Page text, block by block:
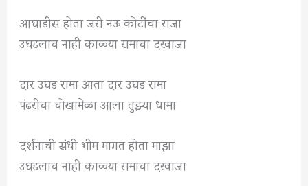
आघाडीस होता जरी नऊ कोटींचा राजा
उघडलाच नाही काळ्या रामाचा दरवाजा
दार उघड रामा आता दार उघड रामा
पंढरीचा चोखामेळा आला तुझ्या धामा
दर्शनाची संधी भीम मागत होता माझा
उघडलाच नाही काळ्या रामाचा दरवाजा